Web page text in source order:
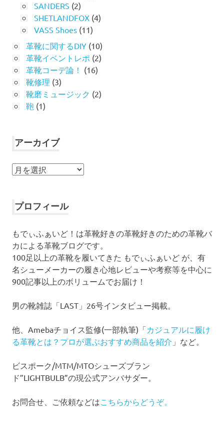
SANDERS (2)
SHETLANDFOX(4)
VASS Shoes(11)
革靴に関するDIY(10)
革靴イベントレポ (2)
革靴コーデ論！ (16)
靴修理 (3)
靴磨ミュージック (2)
鞄 (1)
アーカイブ
ア
イ
プロフィール
もでぃふぁいど！は革靴好きの革靴好きのための革靴バ
カによる革靴ブログです。
100足以上の革靴を履いてきた もでぃふぁいど が、有
名シューメーカーの履き心地レビューや考察等を中心に
900記事以上のボリュームでお届け！
男の靴雑誌「LAST」26号インタビュー掲載。
他、Amebaチョイス監修(一部執筆)「カジュアルに履け
る革靴とは？プロが選ぶおすすめ商品を紹介 」など。
ビスポーク/MTM/MTOシューズブラン
ド”LIGHTBULB”の現公式アンバサダー。
お問合せ、ご依頼などは こちらからどうぞ。